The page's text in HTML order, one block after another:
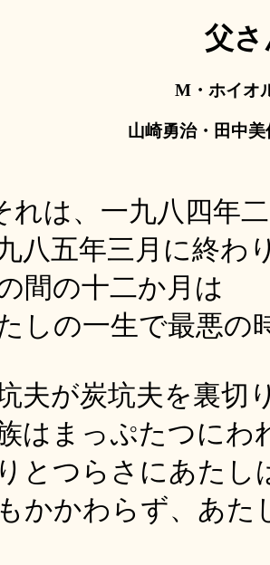
父
M・ホイオ
山崎勇治・田中
は、一九八四年
八五年三月に終わ
間の十二か月は
しの一生で最悪の
夫が炭坑夫を裏切
はまっぷたつにわ
とつらさにあたし
かかわらず、あた